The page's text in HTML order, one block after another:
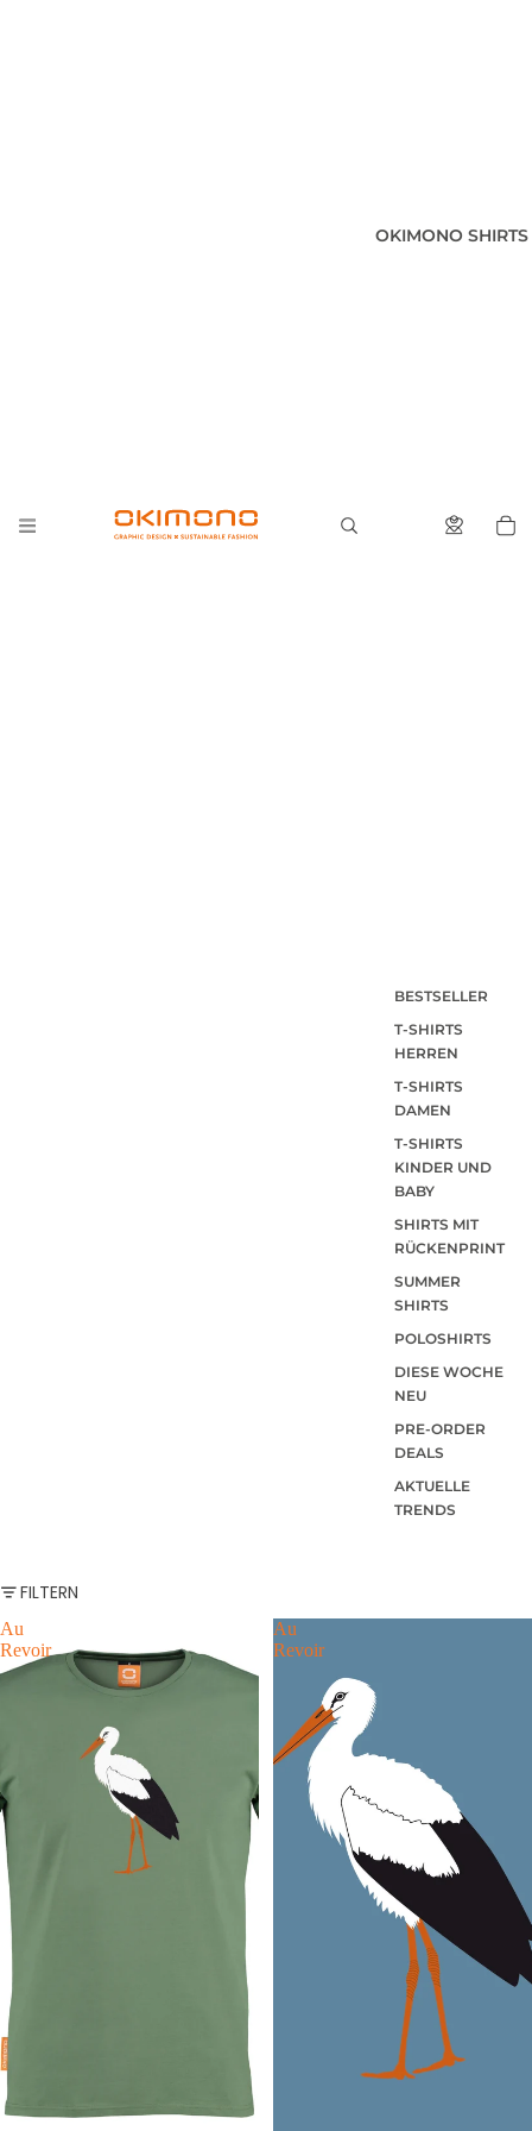
OKIMONO SHIRTS
BESTSELLER
T-SHIRTS
HERREN
T-SHIRTS
DAMEN
T-SHIRTS
KINDER UND
BABY
SHIRTS MIT
RÜCKENPRINT
SUMMER
SHIRTS
POLOSHIRTS
DIESE WOCHE
NEU
PRE-ORDER
DEALS
AKTUELLE
TRENDS
FILTERN
Au
Revoir
Au
Revoir